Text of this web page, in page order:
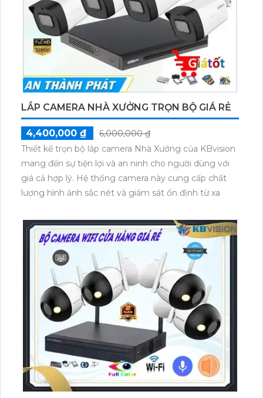
LẮP CAMERA NHÀ XƯỞNG TRỌN BỘ GIÁ RẺ
4,400,000 ₫
6,000,000 ₫
Thiết kế trọn bộ lắp camera Nhà Xưởng của KBvision
mang đến sự tiện lợi và an ninh cho người dùng với
giá cả hợp lý. Hệ thống camera này cung cấp chất
lượng hình ảnh sắc nét và giám sát ổn định từ xa